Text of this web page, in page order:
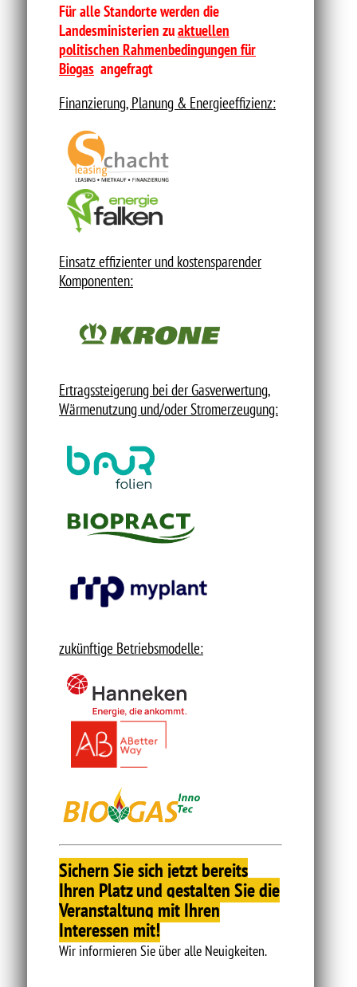
Für alle Standorte werden die
Landesministerien zuaktuellen
politischen Rahmenbedingungen für
Biogas angefragt
Finanzierung, Planung & Energieeffizienz:
Einsatz effizienter und kostensparender
Komponenten:
Ertragssteigerung bei der Gasverwertung,
Wärmenutzung und/oder Stromerzeugung:
zukünftige Betriebsmodelle:
Sichern Sie sich jetzt bereits
Ihren Platz und gestalten Sie die
Veranstaltung mit Ihren
Interessen mit!
Wir informieren Sie über alle Neuigkeiten.